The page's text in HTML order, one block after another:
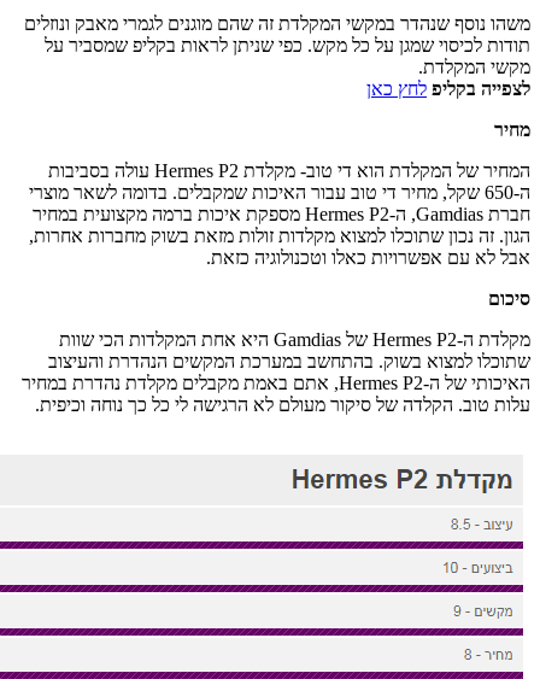
משהו נוסף שנהדר במקשי המקלדת זה שהם מוגנים לגמרי מאבק ונוזלים
תודות לכיסוי שמגן על כל מקש. כפי שניתן לראות בקליפ שמסביר על
מקשי המקלדת.
לצפייה בקליפ לחץ כאן
מחיר
המחיר של המקלדת הוא די טוב- מקלדת Hermes P2 עולה בסביבות
ה-650 שקל, מחיר די טוב עבור האיכות שמקבלים. בדומה לשאר מוצרי
חברת Gamdias, ה-Hermes P2 מספקת איכות ברמה מקצועית במחיר
הגון. זה נכון שתוכלו למצוא מקלדות זולות מזאת בשוק מחברות אחרות,
אבל לא עם אפשרויות כאלו וטכנולוגיה כזאת.
סיכום
מקלדת ה-Hermes P2 של Gamdias היא אחת המקלדות הכי שוות
שתוכלו למצוא בשוק. בהתחשב במערכת המקשים הנהדרת והעיצוב
האיכותי של ה-Hermes P2, אתם באמת מקבלים מקלדת נהדרת במחיר
עלות טוב. הקלדה של סיקור מעולם לא הרגישה לי כל כך נוחה וכיפית.